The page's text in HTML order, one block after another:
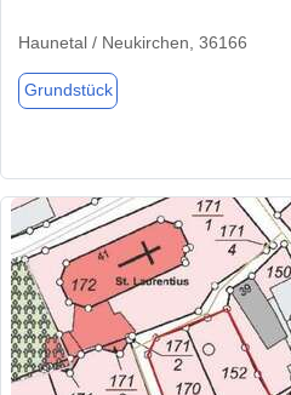
Haunetal / Neukirchen, 36166
Grundstück